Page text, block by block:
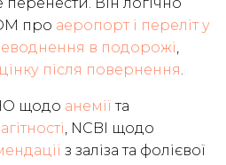
про аеропорт і переліт у
в подорожі,
після повернення.
щодо анемії та
, NCBI щодо
з заліза та фолієвої